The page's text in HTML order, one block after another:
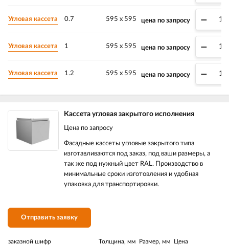
Угловая кассета 0.7 595 х 595 цена по запросу –
Угловая кассета 1 595 х 595 цена по запросу –
Угловая кассета 1.2 595 х 595 цена по запросу –
Кассета угловая закрытого исполнения
Цена по запросу
Фасадные кассеты угловые закрытого типа
изготавливаются под заказ, под ваши размеры, а
так же под нужный цвет RAL. Производство в
минимальные сроки изготовления и удобная
упаковка для транспортировки.
Отправить заявку
заказной шифр Толщина, мм Размер, мм Цена